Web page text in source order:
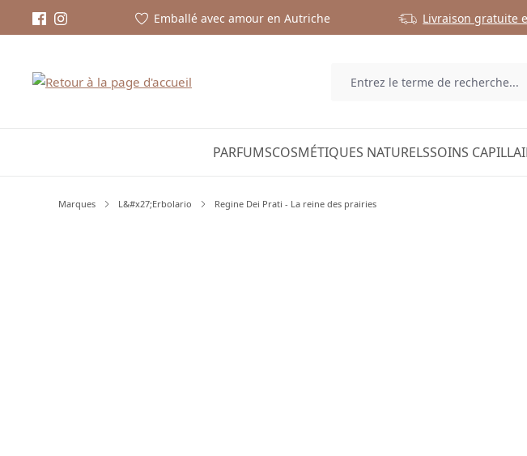
Emballé avec amour en Autriche Livraison gratuite
PARFUMSCOSMÉTIQUES NATURELSSOINS
Marques L&#x27;Erbolario Regine Dei Prati - La reine des prairies